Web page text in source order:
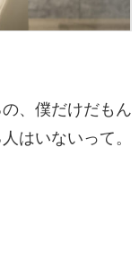
、僕だけだもん
はいないって。